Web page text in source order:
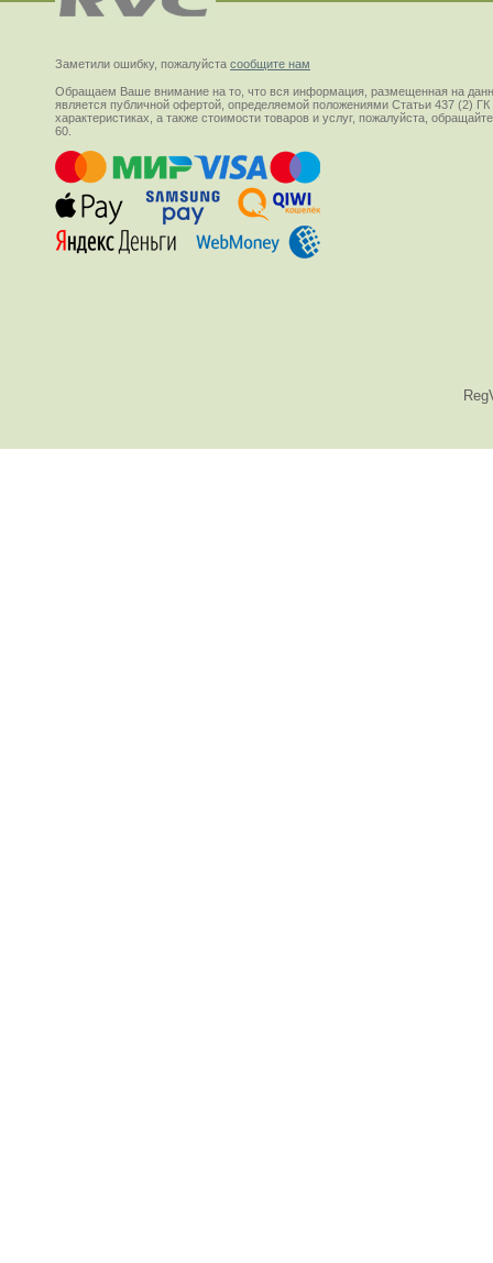
Заметили ошибку, пожалуйста сообщите нам
Обращаем Ваше внимание на то, что вся информация, размещенная на
является публичной офертой, определяемой положениями Статьи 437 (2)
характеристиках, а также стоимости товаров и услуг, пожалуйста,
60.